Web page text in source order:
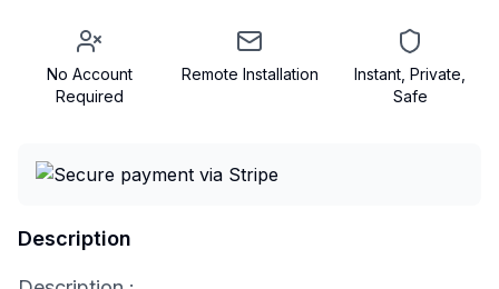
No Account
Required
Remote Installation
Instant, Private,
Safe
Description